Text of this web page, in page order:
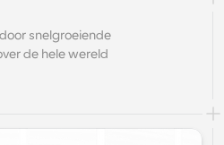
snelgroeiende
de hele wereld